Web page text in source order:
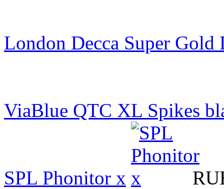
London Decca Super Gold
ViaBlue QTC XL Spikes
SPL Phonitor x